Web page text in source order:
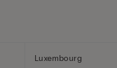
Luxembourg